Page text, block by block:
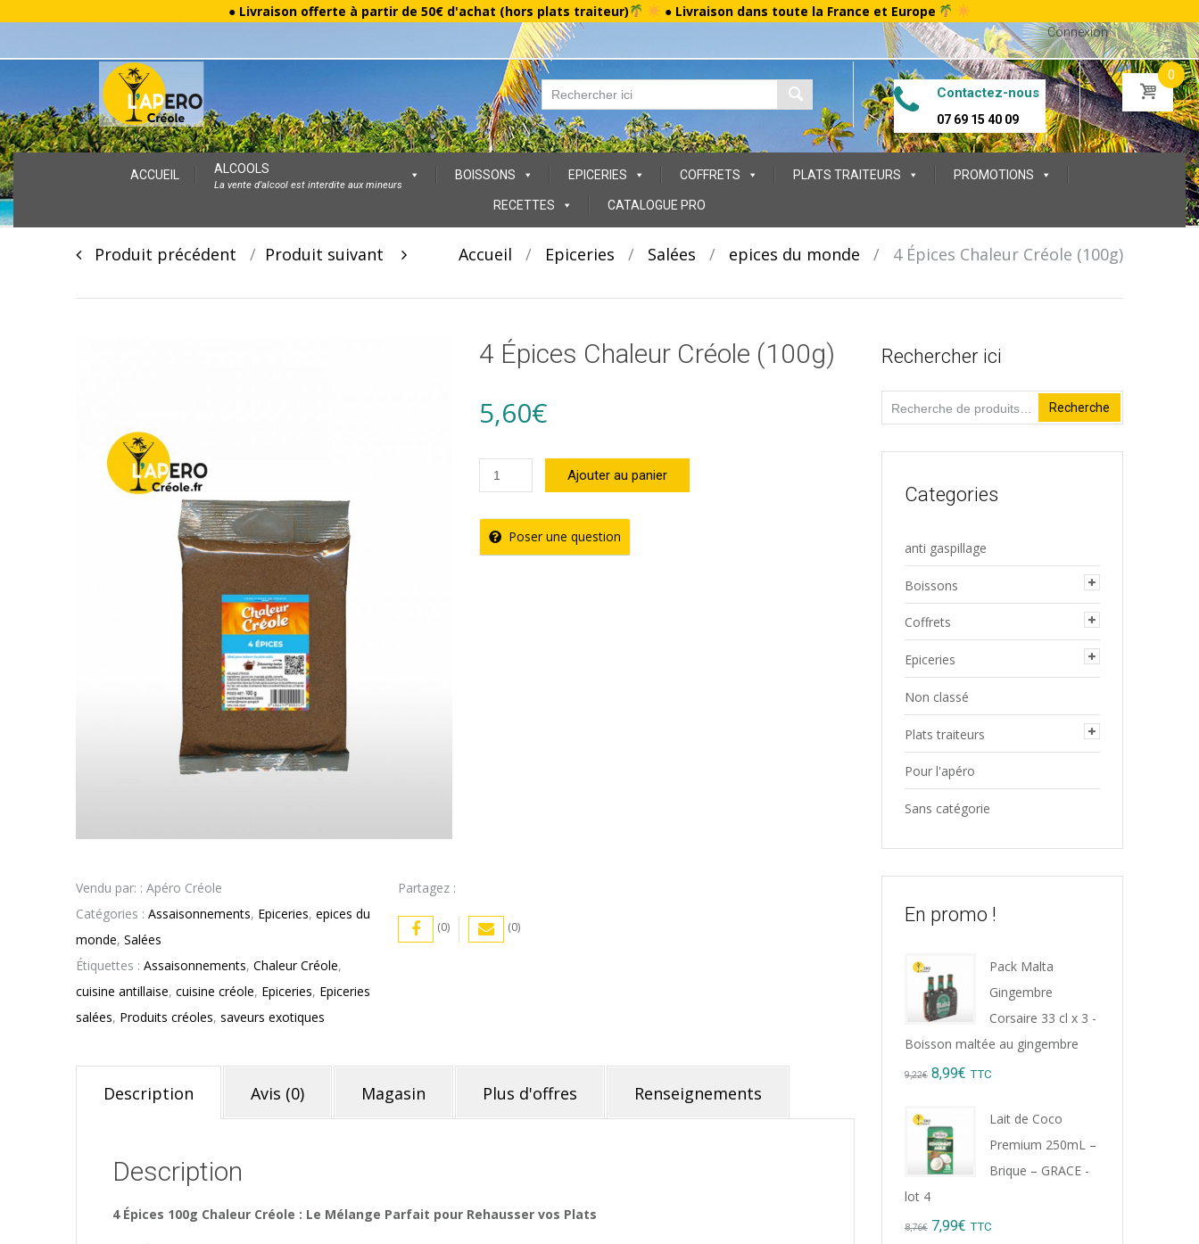
● Livraison offerte à partir de 50€ d'achat (hors plats traiteur) ● Livraison dans toute la France et Europe
Connexion
Contactez-nous
07 69 15 40 09
0
Skip
to
content
ACCUEIL ALCOOLS
La vente d’alcool est interdite aux mineurs
BOISSONS EPICERIES COFFRETS PLATS TRAITEURS PROMOTIONS
RECETTES CATALOGUE PRO
Post
Produit précédent Produit suivant Accueil / Epiceries / Salées / epices du monde / 4 Épices Chaleur Créole (100g)
4 Épices Chaleur Créole (100g)
5,60€
quantité
de
4
Épices
Ajouter au panier
Poser une question
Vendu par: : Apéro Créole
Catégories : Assaisonnements, Epiceries, epices du
monde, Salées
Étiquettes : Assaisonnements, Chaleur Créole,
cuisine antillaise, cuisine créole, Epiceries, Epiceries
salées, Produits créoles, saveurs exotiques
Partagez :
(0) (0)
Description Avis (0) Magasin Plus d'offres Renseignements
Description
4 Épices 100g Chaleur Créole : Le Mélange Parfait pour Rehausser vos Plats
Rechercher ici
Recherche
pour :
Recherche
Categories
anti gaspillage
Boissons
Coffrets
Epiceries
Non classé
Plats traiteurs
Pour l'apéro
Sans catégorie
En promo !
Pack Malta
Gingembre
Corsaire 33 cl x 3 -
Boisson maltée au gingembre
9,22€ Original
was:
9,22€.
8,99€ Current
TTC
Lait de Coco
Premium 250mL –
Brique – GRACE -
lot 4
8,76€ Original
7,99€ Current
TTC